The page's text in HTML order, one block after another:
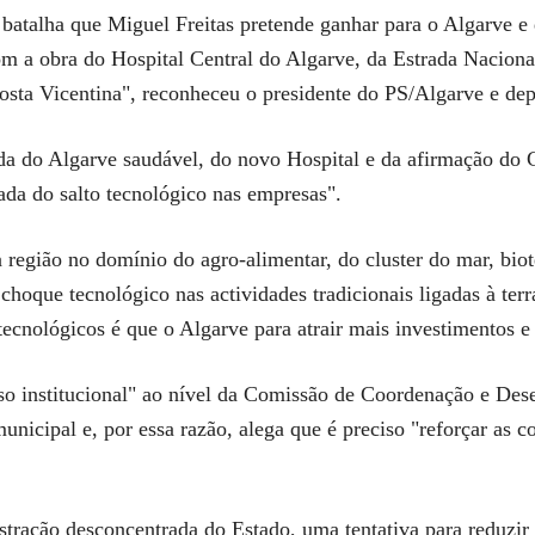
que Miguel Freitas pretende ganhar para o Algarve
a obra do Hospital Central do Algarve, da Estrada
Vicentina", reconheceu o presidente do PS/Algarve e
do Algarve saudável, do novo Hospital e da afirmação
do salto tecnológico nas empresas".
no domínio do agro-alimentar, do cluster do mar,
tecnológico nas actividades tradicionais ligadas à
é que o Algarve para atrair mais investimentos
institucional" ao nível da Comissão de Coordenação e
e, por essa razão, alega que é preciso "reforçar as
desconcentrada do Estado, uma tentativa para